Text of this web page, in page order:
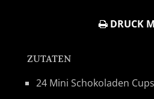
DRUCK
ZUTATEN
24 Mini Schokoladen